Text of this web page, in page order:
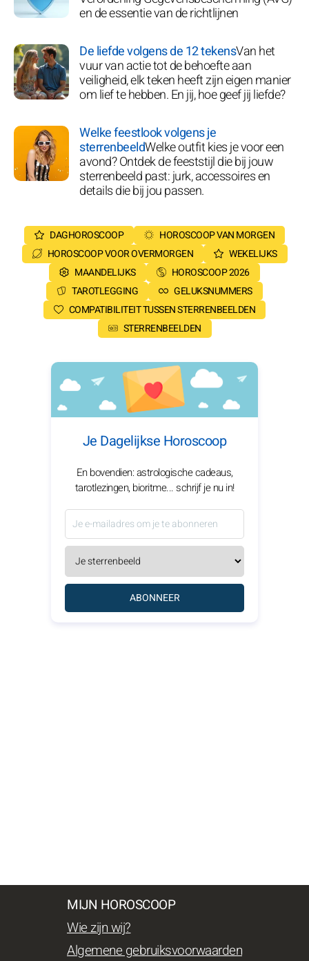
en de essentie van de richtlijnen
De liefde volgens de 12 tekensVan het
vuur van actie tot de behoefte aan
veiligheid, elk teken heeft zijn eigen manier
om lief te hebben. En jij, hoe geef jij liefde?
Welke feestlook volgens je
sterrenbeeldWelke outfit kies je voor een
avond? Ontdek de feeststijl die bij jouw
sterrenbeeld past: jurk, accessoires en
details die bij jou passen.
DAGHOROSCOOP
HOROSCOOP VAN MORGEN
HOROSCOOP VOOR OVERMORGEN
WEKELIJKS
MAANDELIJKS
HOROSCOOP 2026
TAROTLEGGING
GELUKSNUMMERS
COMPATIBILITEIT TUSSEN STERRENBEELDEN
STERRENBEELDEN
Je Dagelijkse Horoscoop
En bovendien: astrologische cadeaus,
tarotlezingen, bioritme... schrijf je nu in!
ABONNEER
MIJN HOROSCOOP
Wie zijn wij?
Algemene gebruiksvoorwaarden